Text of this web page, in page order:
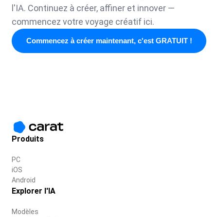
l'IA. Continuez à créer, affiner et innover —
commencez votre voyage créatif ici.
Commencez à créer maintenant, c'est GRATUIT !
Produits
PC
iOS
Android
Explorer l'IA
Modèles